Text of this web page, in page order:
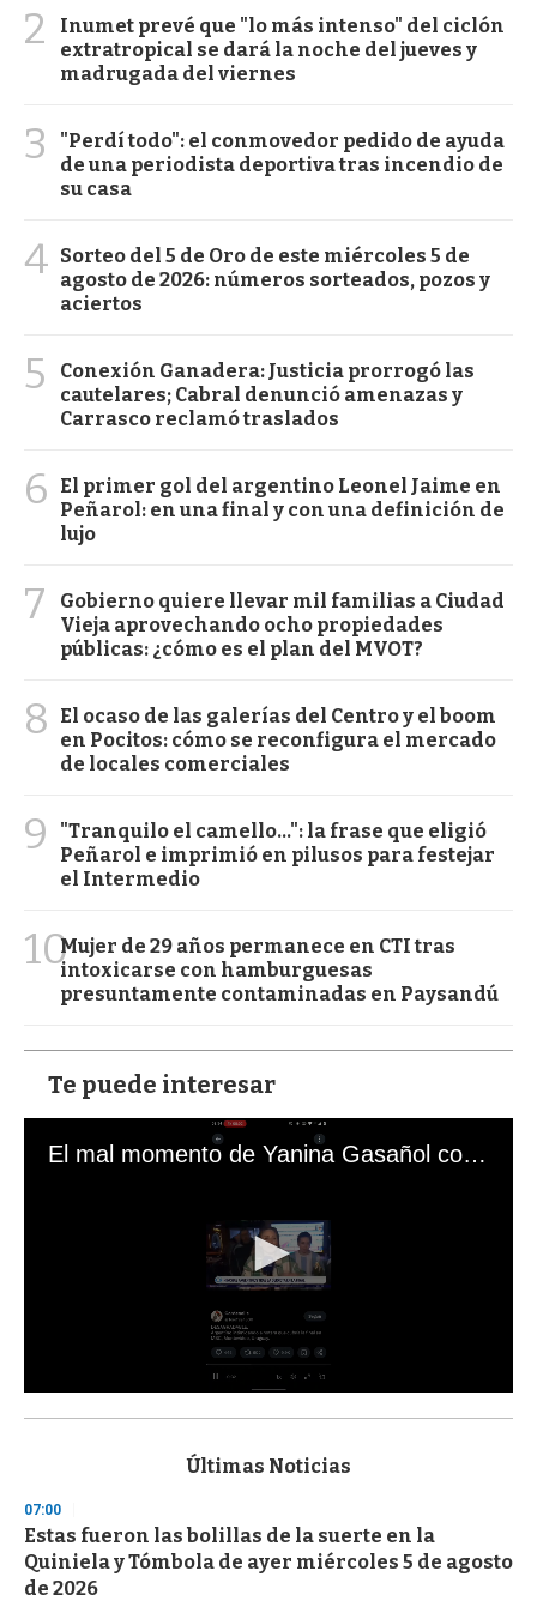
2
Inumet prevé que "lo más intenso" del ciclón
extratropical se dará la noche del jueves y
madrugada del viernes
3
"Perdí todo": el conmovedor pedido de ayuda
de una periodista deportiva tras incendio de
su casa
4 Sorteo del 5 de Oro de este miércoles 5 de
agosto de 2026: números sorteados, pozos y
aciertos
5
Conexión Ganadera: Justicia prorrogó las
cautelares; Cabral denunció amenazas y
Carrasco reclamó traslados
6
El primer gol del argentino Leonel Jaime en
Peñarol: en una final y con una definición de
lujo
7
Gobierno quiere llevar mil familias a Ciudad
Vieja aprovechando ocho propiedades
públicas: ¿cómo es el plan del MVOT?
8
El ocaso de las galerías del Centro y el boom
en Pocitos: cómo se reconfigura el mercado
de locales comerciales
9
"Tranquilo el camello...": la frase que eligió
Peñarol e imprimió en pilusos para festejar
el Intermedio
10Mujer de 29 años permanece en CTI tras
intoxicarse con hamburguesas
presuntamente contaminadas en Paysandú
Te puede interesar
El mal momento de Yanina Gasañol con un hincha argentino en "Subrayado"
s
d
s
o
f
3
Últimas Noticias
07:00
Estas fueron las bolillas de la suerte en la
Quiniela y Tómbola de ayer miércoles 5 de agosto
de 2026